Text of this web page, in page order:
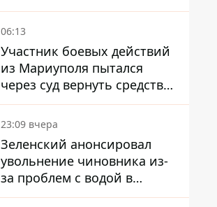
06:13
Участник боевых действий
из Мариуполя пытался
через суд вернуть средства
субсидии со счета в
Ощадбанке – каким было
решение
23:09 вчера
Зеленский анонсировал
увольнение чиновника из-
за проблем с водой в
Марганце